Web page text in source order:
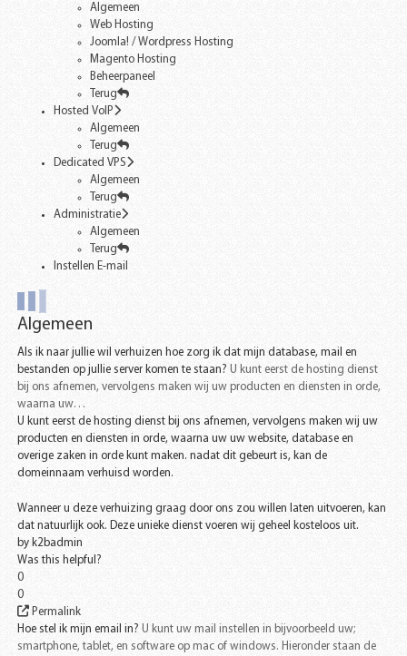
Algemeen
Web Hosting
Joomla! / Wordpress Hosting
Magento Hosting
Beheerpaneel
Terug
Hosted VoIP
Algemeen
Terug
Dedicated VPS
Algemeen
Terug
Administratie
Algemeen
Terug
Instellen E-mail
Algemeen
Als ik naar jullie wil verhuizen hoe zorg ik dat mijn database, mail en
bestanden op jullie server komen te staan? U kunt eerst de hosting dienst
bij ons afnemen, vervolgens maken wij uw producten en diensten in orde,
waarna uw…
U kunt eerst de hosting dienst bij ons afnemen, vervolgens maken wij uw
producten en diensten in orde, waarna uw uw website, database en
overige zaken in orde kunt maken. nadat dit gebeurt is, kan de
domeinnaam verhuisd worden.
Wanneer u deze verhuizing graag door ons zou willen laten uitvoeren, kan
dat natuurlijk ook. Deze unieke dienst voeren wij geheel kosteloos uit.
by k2badmin
Was this helpful?
0
0
Permalink
Hoe stel ik mijn email in? U kunt uw mail instellen in bijvoorbeeld uw;
smartphone, tablet, en software op mac of windows. Hieronder staan de